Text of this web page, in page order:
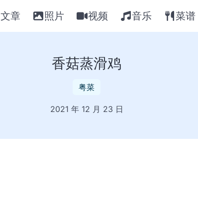
文章 照片 视频 音乐 菜谱
香菇蒸滑鸡
粤菜
2021 年 12 月 23 日